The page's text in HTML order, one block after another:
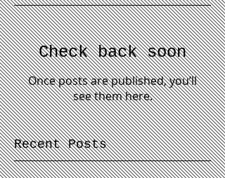
Check back soon
Once posts are published, you’ll
see them here.
Recent Posts